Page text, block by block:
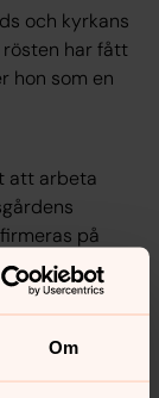
Om
och kyrkans
rösten har fått
hon som en
att arbeta
på
här. Den ska
fördjupa den